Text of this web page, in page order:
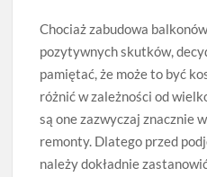
Chociaż zabudowa
pozytywnych skutków,
pamiętać, że może to być
różnić w zależności od
są one zazwyczaj znacznie
remonty. Dlatego przed
należy dokładnie